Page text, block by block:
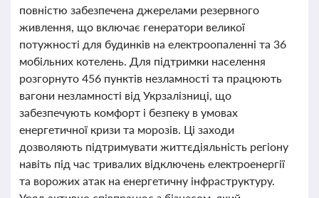
повністю забезпечена джерелами резервного
живлення, що включає генератори великої
потужності для будинків на електроопаленні та 36
мобільних котелень. Для підтримки населення
розгорнуто 456 пунктів незламності та працюють
вагони незламності від Укрзалізниці, що
забезпечують комфорт і безпеку в умовах
енергетичної кризи та морозів. Ці заходи
дозволяють підтримувати життєдіяльність регіону
навіть під час тривалих відключень електроенергії
та ворожих атак на енергетичну інфраструктуру.